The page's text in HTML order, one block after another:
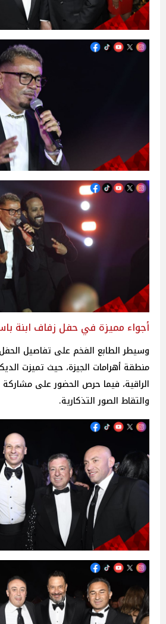
أجواء مميزة في حفل زفاف ابنة
وسيطر الطابع الفخم على تفاصيل
منطقة أهرامات الجيزة، حيث تميزت
الراقية، فيما حرص الحضور على مشاركة
والتقاط الصور التذكارية.